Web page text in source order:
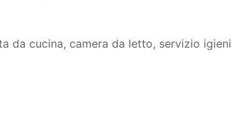
da cucina, camera da letto, servizio